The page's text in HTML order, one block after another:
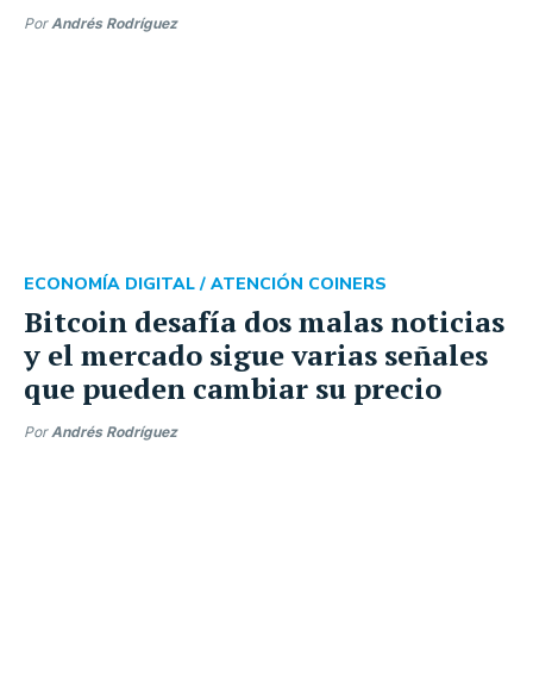
PorAndrés Rodríguez
Bitcoin desafía dos malas noticias
y el mercado sigue varias señales
que pueden cambiar su precio
ECONOMÍA DIGITAL / ATENCIÓN COINERS
PorAndrés Rodríguez